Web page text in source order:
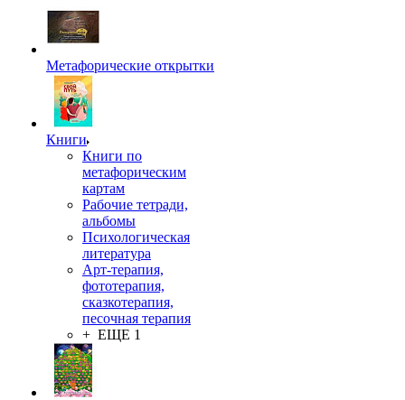
Метафорические открытки
Книги
Книги по
метафорическим
картам
Рабочие тетради,
альбомы
Психологическая
литература
Арт-терапия,
фототерапия,
сказкотерапия,
песочная терапия
+ ЕЩЕ 1